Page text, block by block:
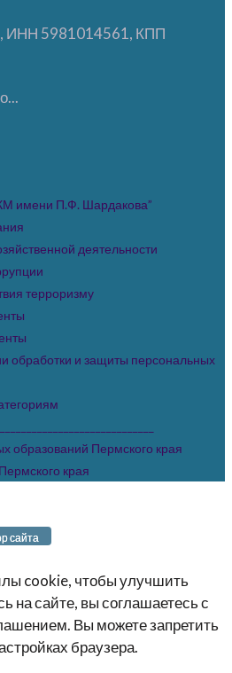
ИНН 5981014561, КПП
имени П.Ф. Шардакова”
деятельности
терроризму
обработки и защиты персональных
образований Пермского края
края
сайта
cookie, чтобы улучшить
на сайте, вы соглашаетесь с
Вы можете запретить
браузера.